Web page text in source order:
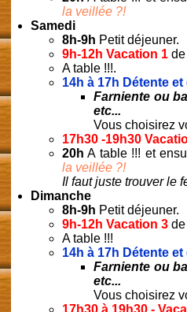
la veillée ?!
Samedi
8h-9h Petit déjeuner.
9h-12h Vacation 1de
A table !!!.
14h à 17h Détente
Farniente ou
etc...
Vous choisirez
17h30 -19h30
20h A table !!! et
la veillée ?!
Il faut juste trouver le
Dimanche
8h-9h Petit déjeuner.
9h-12h Vacation 3de
A table !!!
14h à 17h Détente
Farniente ou
etc...
Vous choisirez